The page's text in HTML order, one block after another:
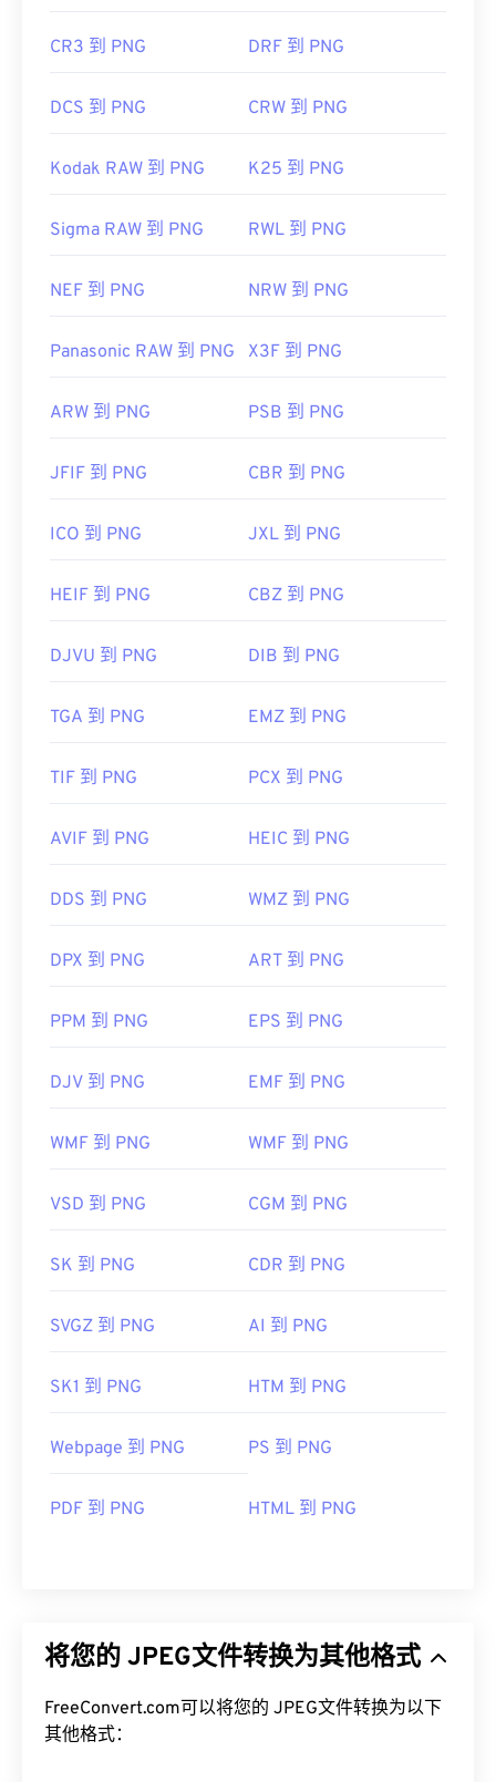
CR3 到 PNG DRF 到 PNG
DCS 到 PNG CRW 到 PNG
Kodak RAW 到 PNG K25 到 PNG
Sigma RAW 到 PNG RWL 到 PNG
NEF 到 PNG NRW 到 PNG
Panasonic RAW 到 PNG X3F 到 PNG
ARW 到 PNG PSB 到 PNG
JFIF 到 PNG CBR 到 PNG
ICO 到 PNG JXL 到 PNG
HEIF 到 PNG CBZ 到 PNG
DJVU 到 PNG DIB 到 PNG
TGA 到 PNG EMZ 到 PNG
TIF 到 PNG PCX 到 PNG
AVIF 到 PNG HEIC 到 PNG
DDS 到 PNG WMZ 到 PNG
DPX 到 PNG ART 到 PNG
PPM 到 PNG EPS 到 PNG
DJV 到 PNG EMF 到 PNG
WMF 到 PNG WMF 到 PNG
VSD 到 PNG CGM 到 PNG
SK 到 PNG CDR 到 PNG
SVGZ 到 PNG AI 到 PNG
SK1 到 PNG HTM 到 PNG
Webpage 到 PNG PS 到 PNG
PDF 到 PNG HTML 到 PNG
将您的 JPEG文件转换为其他格式
FreeConvert.com可以将您的 JPEG文件转换为以下
其他格式：